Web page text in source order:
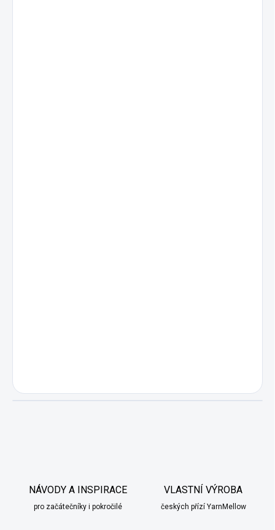
NÁVODY A INSPIRACE
pro začátečníky i pokročilé
VLASTNÍ VÝROBA
českých přízí YarnMellow